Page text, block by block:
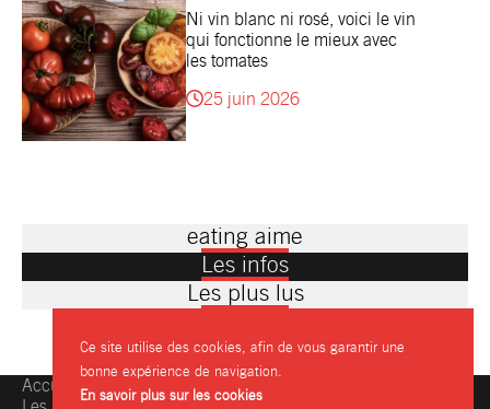
Ni vin blanc ni rosé, voici le vin
qui fonctionne le mieux avec
les tomates
25 juin 2026
eating aime
Les infos
Les plus lus
Accueil
Une question, une info ?
Ce site utilise des cookies, afin de vous garantir une
bonne expérience de navigation.
En savoir plus sur les cookies